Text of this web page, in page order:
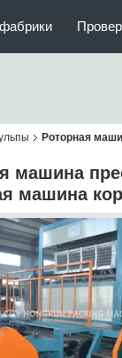
Роторная
машина
машина